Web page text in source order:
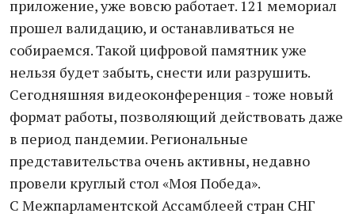
приложение, уже вовсю работает. 121 мемориал
прошел валидацию, и останавливаться не
собираемся. Такой цифровой памятник уже
нельзя будет забыть, снести или разрушить.
Сегодняшняя видеоконференция - тоже новый
формат работы, позволяющий действовать даже
в период пандемии. Региональные
представительства очень активны, недавно
провели круглый стол «Моя Победа».
С Межпарламентской Ассамблеей стран СНГ